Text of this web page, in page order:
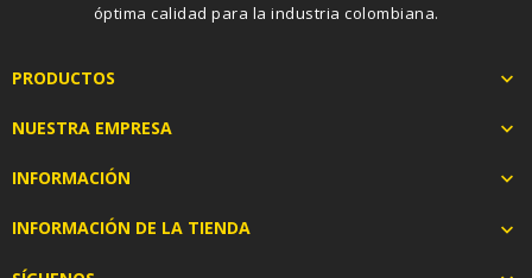
óptima calidad para la industria colombiana.
PRODUCTOS 
NUESTRA EMPRESA 
INFORMACIÓN 
INFORMACIÓN DE LA TIENDA 